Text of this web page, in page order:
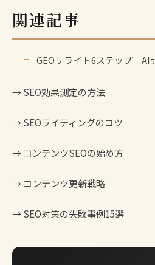
関連記事
GEOリライト6ステップ｜
→SEO効果測定の方法
→SEOライティングのコツ
→ コンテンツSEOの始め方
→ コンテンツ更新戦略
→SEO対策の失敗事例15選